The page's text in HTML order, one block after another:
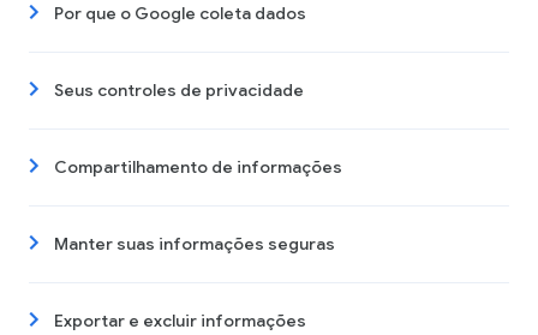
Por que o Google coleta dados
Seus controles de privacidade
Compartilhamento de informações
Manter suas informações seguras
Exportar e excluir informações